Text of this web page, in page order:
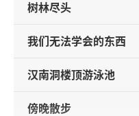
树林尽头
我们无法学会的东西
汉南洞楼顶游泳池
傍晚散步